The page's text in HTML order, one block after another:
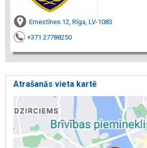
Ernestīnes 12, Rīga, LV-1083
+371 27788250
Atrašanās vieta kartē